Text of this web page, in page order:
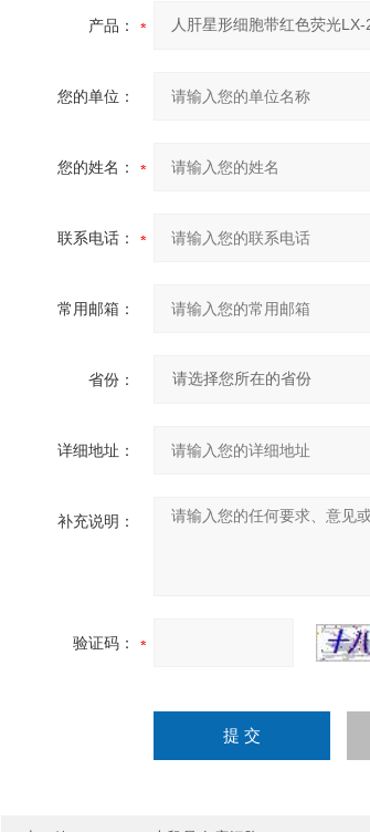
产品：
您的单位：
您的姓名：
联系电话：
常用邮箱：
省份：
详细地址：
补充说明：
验证码：